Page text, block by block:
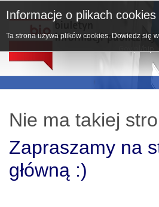
Nie ma takiej
Zapraszamy na
główną :)
Informacje o plikach cookies
Ta strona używa plików cookies. Dowiedz się